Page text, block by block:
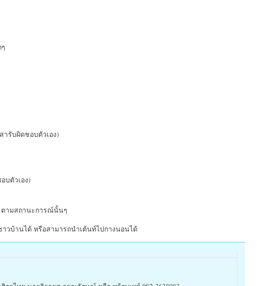
ารับผิดชอบตัวเอง)
บตัวเอง)
ตามสถานะการณ์นั้นๆ
วบ้านได้ หรือสามารถนำเต้นท์ไปกางนอนได้